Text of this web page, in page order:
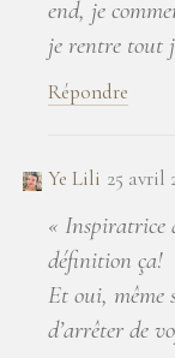
end, je
je rentre tout
Répondre
Ye Lili 25 avril
« Inspiratrice
définition ça!
Et oui, même
d’arrêter de